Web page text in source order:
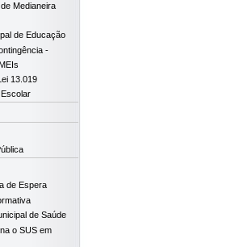
Medianeira
de Educação
-
13.019
de Espera
de Saúde
o SUS em